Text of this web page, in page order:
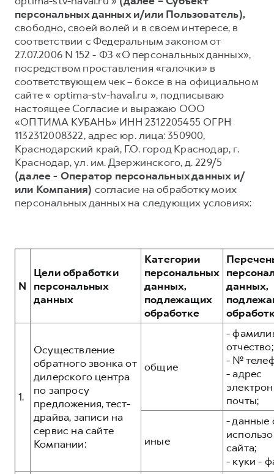
DARGO DARGO X
от 3 499 000 ₽
F7
от 2 899 000 ₽
F7X
от 3 599 000 ₽
Тест-драйв
Трейд-ин
КРЕДИТ И СТРАХОВАНИЕ
Кредитный калькулятор
Страхование
Кредит
КОРПОРАТИВНЫМ КЛИЕНТАМ
Для малого бизнеса
Система управления автопарком
Сервис для корпоративных клиентов
HAVAL Лизинг
Автомобильные аксессуары
Коллекция CITY
Коллекция Базовая
Коллекция Детская
СЕРВИСНОЕ ОБСЛУЖИВАНИЕ
Нулевое ТО
Программа «Помощь на дороге»
Регламенты технического обслуживания
Электронный ПТС
ПОДДЕРЖКА
GWM Безопасность
Гарантия HAVAL
Мобильное приложение GWM
АКСЕССУАРЫ HAVAL
Автомобильные аксессуары
Коллекция Базовая
Коллекция Детская
О дилере
Наша команда
Контакты
персональных данных и/или Пользователь),
свободно, своей волей и в своем интересе, в
соответствии с Федеральным законом от
27.07.2006 N 152 - ФЗ «О персональных данных»,
посредством проставления «галочки» в
соответствующем чек – боксе в на официальном
сайте « optima-stv-haval.ru », подписываю
настоящее Согласие и выражаю ООО
«ОПТИМА КУБАНЬ» ИНН 2312205455 ОГРН
1132312008322, адрес юр. лица: 350900,
Краснодарский край, Г.О. город Краснодар, г.
Краснодар, ул. им. Дзержинского, д. 229/5
(далее - Оператор персональных данных и/
или Компания) согласие на обработку моих
персональных данных на следующих условиях:
N
Цели обработки
персональных
данных
Категории
персональных
данных,
подлежащих
обработке
данных,
1.
Осуществление
обратного звонка от
дилерского центра
по запросу
предложения, тест-
драйва, записи на
сервис на сайте
Компании:
общие
-
отчество;
- №
- адрес
почты;
иные
- данные
сайта;
- куки -